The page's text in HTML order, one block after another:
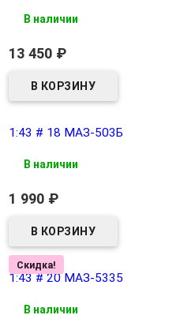
В наличии
13 450 ₽
1:43 # 18 МАЗ-503Б
В наличии
1 990 ₽
Скидка!
1:43 # 20 МАЗ-5335
В наличии